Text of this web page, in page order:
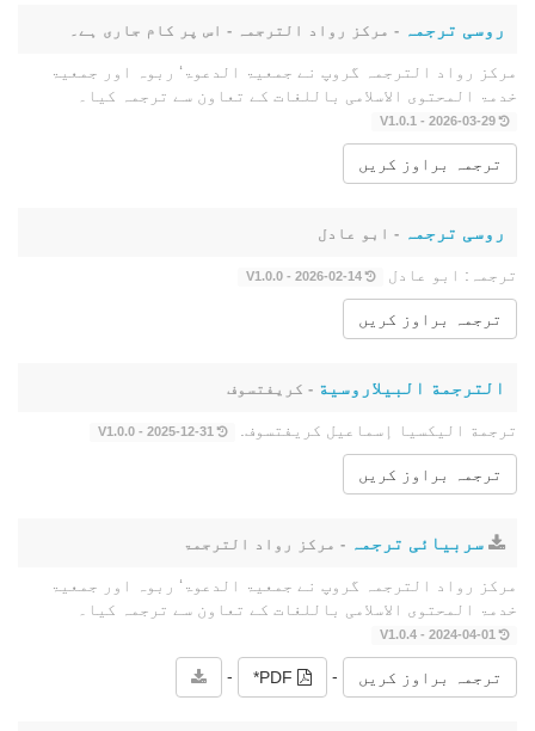
روسی ترجمہ - مرکز رواد الترجمہ - اس پر کام جاری ہے۔
مرکز رواد الترجمہ گروپ نے جمعیۃ الدعوۃ‘ ربوہ اور جمعیۃ
خدمۃ المحتوى الاسلامی باللغات کے تعاون سے ترجمہ کیا۔
2026-03-29 - V1.0.1
ترجمہ براوز کریں
روسی ترجمہ - ابو عادل
ترجمہ: ابو عادل 2026-02-14 - V1.0.0
ترجمہ براوز کریں
الترجمة البيلاروسية - كريفتسوف
ترجمة اليكسيا إسماعيل كريفتسوف. 2025-12-31 - V1.0.0
ترجمہ براوز کریں
سربیائی ترجمہ - مرکز رواد الترجمۃ
مرکز رواد الترجمہ گروپ نے جمعیۃ الدعوۃ‘ ربوہ اور جمعیۃ
خدمۃ المحتوى الاسلامی باللغات کے تعاون سے ترجمہ کیا۔
2024-04-01 - V1.0.4
ترجمہ براوز کریں -
-